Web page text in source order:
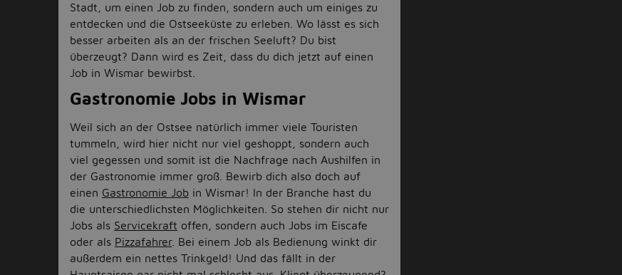
Stadt, um einen Job zu finden, sondern auch um einiges zu
entdecken und die Ostseeküste zu erleben. Wo lässt es sich
besser arbeiten als an der frischen Seeluft? Du bist
überzeugt? Dann wird es Zeit, dass du dich jetzt auf einen
Job in Wismar bewirbst.
Gastronomie Jobs in Wismar
Weil sich an der Ostsee natürlich immer viele Touristen
tummeln, wird hier nicht nur viel geshoppt, sondern auch
viel gegessen und somit ist die Nachfrage nach Aushilfen in
der Gastronomie immer groß. Bewirb dich also doch auf
einen Gastronomie Job in Wismar! In der Branche hast du
die unterschiedlichsten Möglichkeiten. So stehen dir nicht nur
Jobs als Servicekraft offen, sondern auch Jobs im Eiscafe
oder als Pizzafahrer. Bei einem Job als Bedienung winkt dir
außerdem ein nettes Trinkgeld! Und das fällt in der